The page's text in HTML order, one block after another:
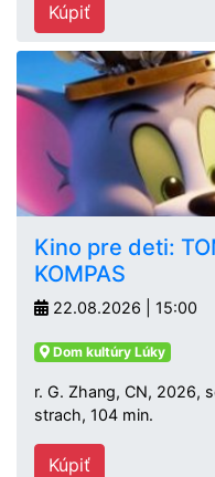
Kúpiť
Kino pre deti:
KOMPAS
22.08.2026 | 15:00
Dom kultúry Lúky
r. G. Zhang, CN, 2026,
strach, 104 min.
Kúpiť